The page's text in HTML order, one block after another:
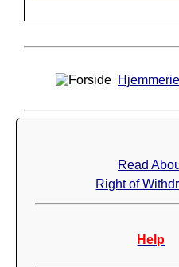
Read
Right of
Help